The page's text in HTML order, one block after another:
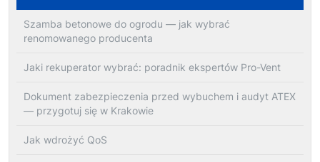
Szamba betonowe do ogrodu — jak wybrać
renomowanego producenta
Jaki rekuperator wybrać: poradnik ekspertów Pro-Vent
Dokument zabezpieczenia przed wybuchem i audyt ATEX
— przygotuj się w Krakowie
Jak wdrożyć QoS